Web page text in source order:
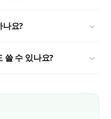
나요?
쓸 수 있나요?